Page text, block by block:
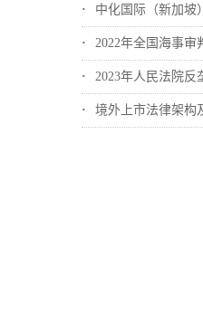
中化国际（新加坡
2022年全国海事审
2023年人民法院反
境外上市法律架构